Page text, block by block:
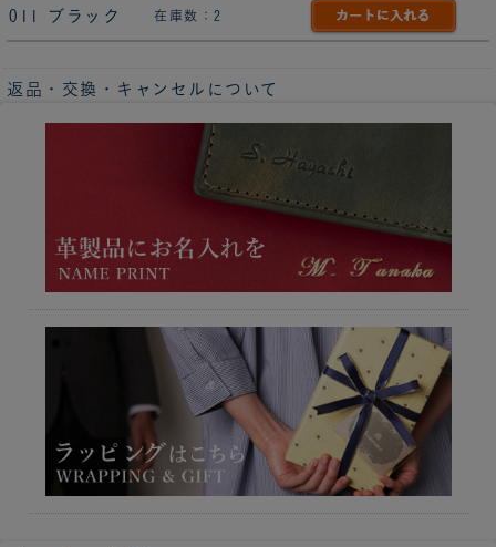
011 ブラック 在庫数：2
返品・交換・キャンセルについて